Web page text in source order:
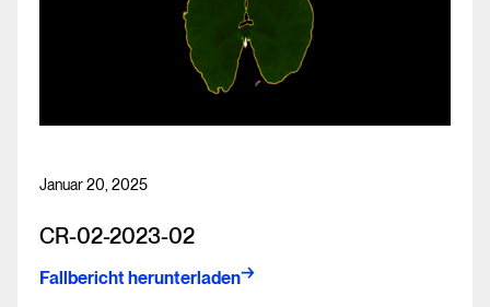
Januar 20, 2025
CR-02-2023-02
Fallbericht herunterladen